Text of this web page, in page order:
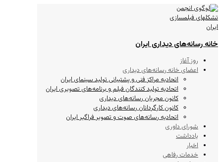
خانه رسانه‌های دیداری ایران
روز آغاز
اعضای خانه رسانه‌های دیداری
اتحادیه مراکز فنی و پشتیبانی تولید سینمای ایران
اتحادیه تولید کنندگان فیلم و برنامه‌های تصویری ایران
کانون مجریان رسانه‌های دیداری
کانون کارگردانان رسانه‌های دیداری
اتحادیه رسانه‌های صوت و تصویر فراگیر ایران
شورای داوری
یادداشت
اخبار
خدمات رفاهی